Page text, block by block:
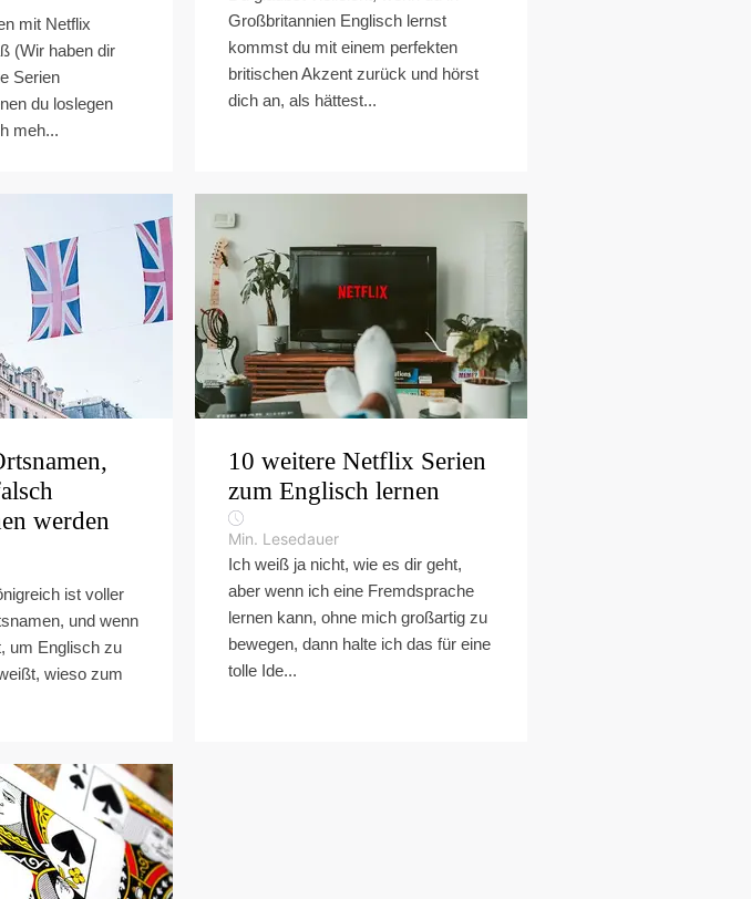
mit Netflix
(Wir haben dir
Serien
du loslegen
meh...
Großbritannien Englisch lernst
kommst du mit einem perfekten
britischen Akzent zurück und hörst
dich an, als hättest...
werden
ist voller
und wenn
um Englisch zu
wieso zum
10 weitere Netflix Serien
zum Englisch lernen
Min. Lesedauer
Ich weiß ja nicht, wie es dir geht,
aber wenn ich eine Fremdsprache
lernen kann, ohne mich großartig zu
bewegen, dann halte ich das für eine
tolle Ide...